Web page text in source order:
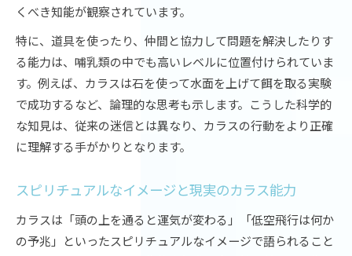
くべき知能が観察されています。
特に、道具を使ったり、仲間と協力して問題を解決したりす
る能力は、哺乳類の中でも高いレベルに位置付けられていま
す。例えば、カラスは石を使って水面を上げて餌を取る実験
で成功するなど、論理的な思考も示します。こうした科学的
な知見は、従来の迷信とは異なり、カラスの行動をより正確
に理解する手がかりとなります。
スピリチュアルなイメージと現実のカラス能力
カラスは「頭の上を通ると運気が変わる」「低空飛行は何か
の予兆」といったスピリチュアルなイメージで語られること